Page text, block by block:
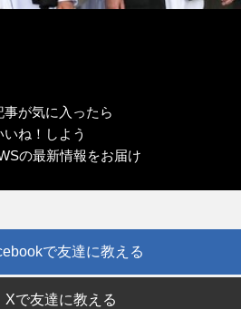
事が気に入ったら
いね！しよう
の最新情報をお届け
で友達に教える
Xで友達に教える